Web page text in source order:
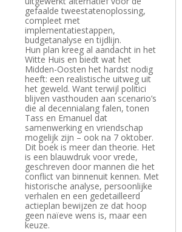
gefaalde tweestatenoplossing,
compleet met
implementatiestappen,
budgetanalyse en tijdlijn.
Hun plan kreeg al aandacht in het
Witte Huis en biedt wat het
Midden-Oosten het hardst nodig
heeft: een realistische uitweg uit
het geweld. Want terwijl politici
blijven vasthouden aan scenario’s
die al decennialang falen, tonen
Tass en Emanuel dat
samenwerking en vriendschap
mogelijk zijn – ook na 7 oktober.
Dit boek is meer dan theorie. Het
is een blauwdruk voor vrede,
geschreven door mannen die het
conflict van binnenuit kennen. Met
historische analyse, persoonlijke
verhalen en een gedetailleerd
actieplan bewijzen ze dat hoop
geen naïeve wens is, maar een
keuze.